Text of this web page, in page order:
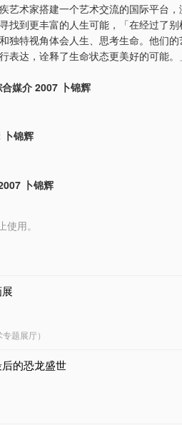
艺术家搭建一个艺术交流的国际平台
找到更丰富的人生可能，「在经过了
独特视角体会人生、思考生命。他们
达，诠释了生命状态更美好的可能。
媒介 2007 卜锦辉
卜锦辉
卜锦辉
用。
题展厅）
的恐龙盛世